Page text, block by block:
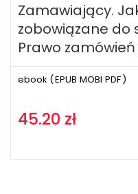
Zamawiający.
zobowiązane do
Prawo
ebook (EPUB MOBI PDF)
45.20 zł